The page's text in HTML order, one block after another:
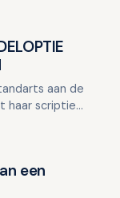
aan de
haar scriptie
een